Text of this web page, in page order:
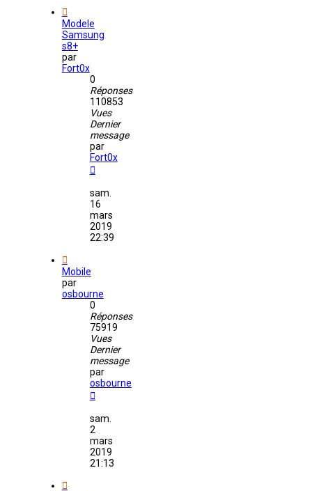
Modele
Samsung
s8+
par
Fort0x
0
Réponses
110853
Vues
Dernier
message
par
Fort0x
sam.
16
mars
2019
22:39
Mobile
par
osbourne
0
Réponses
75919
Vues
Dernier
message
par
osbourne
sam.
2
mars
2019
21:13